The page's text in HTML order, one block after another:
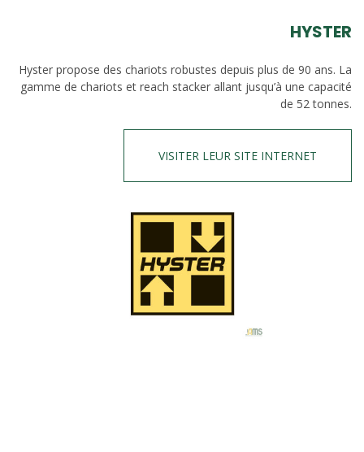
HYSTER
Hyster propose des chariots robustes depuis plus de 90 ans. La
gamme de chariots et reach stacker allant jusqu’à une capacité
de 52 tonnes.
VISITER LEUR SITE INTERNET